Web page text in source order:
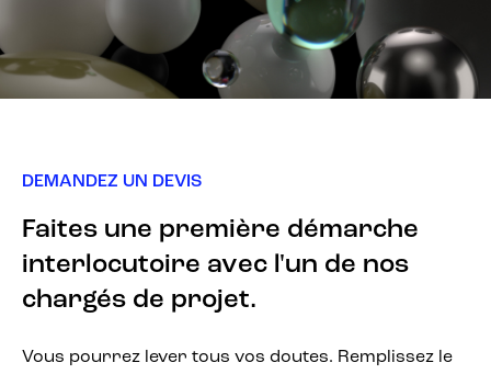
DEMANDEZ UN DEVIS
Faites une première démarche
interlocutoire avec l'un de nos
chargés de projet.
Vous pourrez lever tous vos doutes. Remplissez le